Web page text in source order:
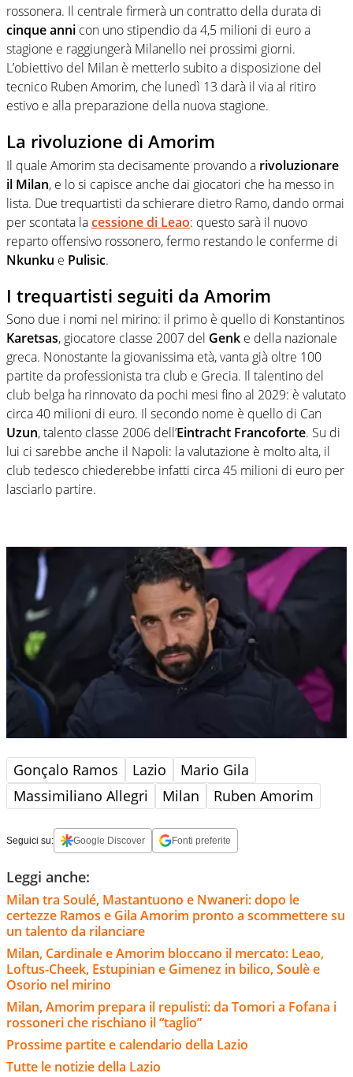
rossonera. Il centrale firmerà un contratto della durata di
cinque anni con uno stipendio da 4,5 milioni di euro a
stagione e raggiungerà Milanello nei prossimi giorni.
L’obiettivo del Milan è metterlo subito a disposizione del
tecnico Ruben Amorim, che lunedì 13 darà il via al ritiro
estivo e alla preparazione della nuova stagione.
La rivoluzione di Amorim
Il quale Amorim sta decisamente provando a rivoluzionare
il Milan, e lo si capisce anche dai giocatori che ha messo in
lista. Due trequartisti da schierare dietro Ramo, dando ormai
per scontata lacessione di Leao: questo sarà il nuovo
reparto offensivo rossonero, fermo restando le conferme di
Nkunku e Pulisic.
I trequartisti seguiti da Amorim
Sono due i nomi nel mirino: il primo è quello di Konstantinos
Karetsas, giocatore classe 2007 del Genk e della nazionale
greca. Nonostante la giovanissima età, vanta già oltre 100
partite da professionista tra club e Grecia. Il talentino del
club belga ha rinnovato da pochi mesi fino al 2029: è valutato
circa 40 milioni di euro. Il secondo nome è quello di Can
Uzun, talento classe 2006 dell’Eintracht Francoforte. Su di
lui ci sarebbe anche il Napoli: la valutazione è molto alta, il
club tedesco chiederebbe infatti circa 45 milioni di euro per
lasciarlo partire.
Gonçalo Ramos Lazio
Mario Gila
Massimiliano Allegri
Milan Ruben Amorim
Seguici su: Google Discover Fonti preferite
Leggi anche:
Milan tra Soulé, Mastantuono e Nwaneri: dopo le
certezze Ramos e Gila Amorim pronto a scommettere su
un talento da rilanciare
Milan, Cardinale e Amorim bloccano il mercato: Leao,
Loftus-Cheek, Estupinian e Gimenez in bilico, Soulè e
Osorio nel mirino
Milan, Amorim prepara il repulisti: da Tomori a Fofana i
rossoneri che rischiano il “taglio”
Prossime partite e calendario della Lazio
Tutte le notizie della Lazio